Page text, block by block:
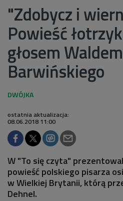
"Zdobycz i
Powieść
głosem
Barwińskiego
ostatnia aktualizacja:
08.06.2018 11:00
W "To się czyta"
powieść polskiego pisarza
w Wielkiej Brytanii, którą
Dehnel.